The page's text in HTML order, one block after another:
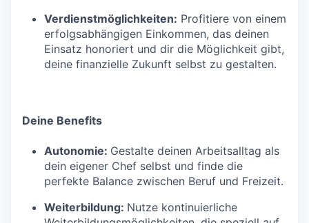
Verdienstmöglichkeiten: Profitiere von einem
erfolgsabhängigen Einkommen, das deinen
Einsatz honoriert und dir die Möglichkeit gibt,
deine finanzielle Zukunft selbst zu gestalten.
Deine Benefits
Autonomie: Gestalte deinen Arbeitsalltag als
dein eigener Chef selbst und finde die
perfekte Balance zwischen Beruf und Freizeit.
Weiterbildung: Nutze kontinuierliche